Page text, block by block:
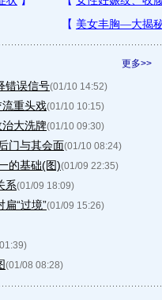
更多>>
错误信号(01/10 14:52)
流重头戏(01/10 10:15)
治大洗牌(01/10 09:30)
门与其会面(01/10 08:24)
的基础(图)(01/09 22:35)
系(01/09 18:09)
“过境”(01/09 15:26)
(01/08 08:28)